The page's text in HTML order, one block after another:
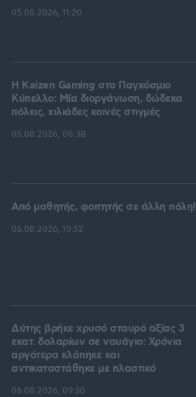
05.08.2026, 11:20
H Kaizen Gaming στο Παγκόσμιο
Kύπελλο: Μία διοργάνωση, δώδεκα
πόλεις, χιλιάδες κοινές στιγμές
05.08.2026, 08:38
Από μαθητής, φοιτητής σε άλλη πόλη!
06.08.2026, 10:52
Δύτης βρήκε χρυσό σταυρό αξίας 3
εκατ. δολαρίων σε ναυάγιο: Χρόνια
αργότερα κλάπηκε και
αντικαταστάθηκε με πλαστικό
06.08.2026, 09:30